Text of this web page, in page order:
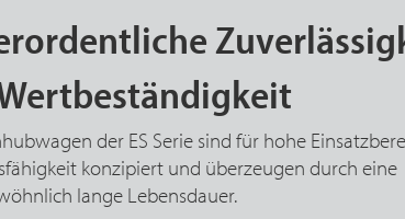
der ES Serie sind für hohe
konzipiert und überzeugen durch eine
lange Lebensdauer.